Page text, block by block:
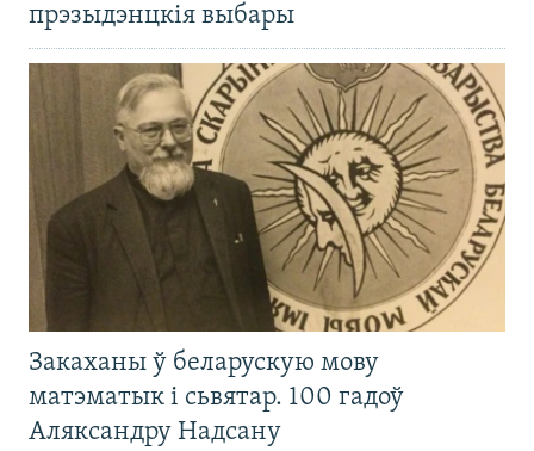
прэзыдэнцкія выбары
Закаханы ў беларускую мову
матэматык і сьвятар. 100 гадоў
Аляксандру Надсану